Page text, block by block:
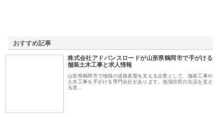
おすすめ記事
株式会社アドバンスロードが山形県鶴岡市で手がける
舗装土木工事と求人情報
山形県鶴岡市で地域の道路基盤を支える企業として、舗装工事や
土木工事を手がける専門会社があります。地域住民の生活を支え
る道…